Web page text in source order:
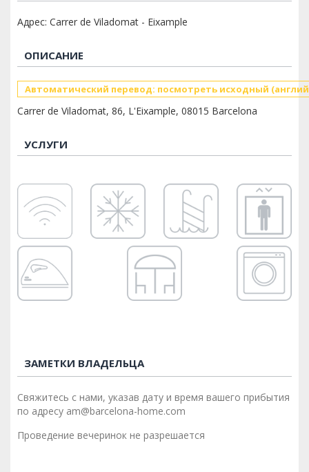
Адрес: Carrer de Viladomat - Eixample
ОПИСАНИЕ
Автоматический перевод: посмотреть исходный
Carrer de Viladomat, 86, L'Eixample, 08015 Barcelona
УСЛУГИ
ЗАМЕТКИ ВЛАДЕЛЬЦА
Свяжитесь с нами, указав дату и время вашего прибытия
по адресу am@barcelona-home.com
Проведение вечеринок не разрешается